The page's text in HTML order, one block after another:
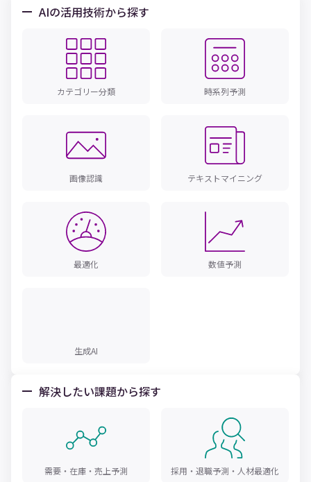
AIの活用技術から探す
カテゴリー分類 時系列予測
画像認識 テキストマイニング
最適化 数値予測
生成AI
解決したい課題から探す
需要・在庫・売上予測 採用・退職予測・人材最適化